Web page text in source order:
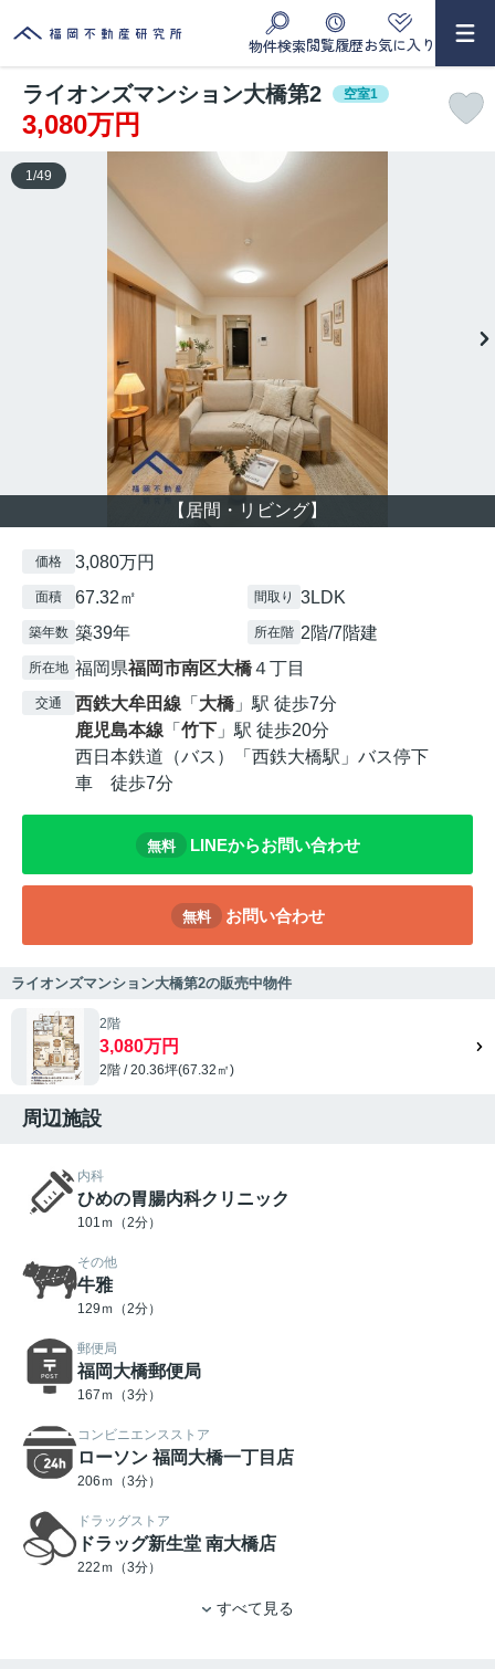
物件検索閲覧履歴お気に入り
ライオンズマンション大橋第2 空室1
3,080万円
【居間・リビング】
1 /49
価格 3,080万円
面積 67.32㎡ 間取り 3LDK
築年数 築39年 所在階 2階/7階建
所在地 福岡県福岡市南区大橋４丁目
交通 西鉄大牟田線 「 大橋」駅 徒歩7分
鹿児島本線 「 竹下 」駅 徒歩20分
西日本鉄道（バス）「西鉄大橋駅」バス停下
車 徒歩7分
無料 LINEからお問い合わせ
無料 お問い合わせ
ライオンズマンション大橋第2の販売中物件
2階
3,080万円
2階 / 20.36坪(67.32㎡)
周辺施設
内科
ひめの胃腸内科クリニック
101ｍ（2分）
その他
牛雅
129ｍ（2分）
郵便局
福岡大橋郵便局
167ｍ（3分）
コンビニエンスストア
ローソン 福岡大橋一丁目店
206ｍ（3分）
ドラッグストア
ドラッグ新生堂 南大橋店
222ｍ（3分）
すべて見る